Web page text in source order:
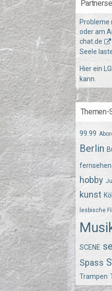
Probleme
oder am
chat.de
Seele
Hier ein
kann.
Themen-
99.99
Berlin
fernsehen
hobby
kunst
lesbische
SCENE
Spass
Trampen